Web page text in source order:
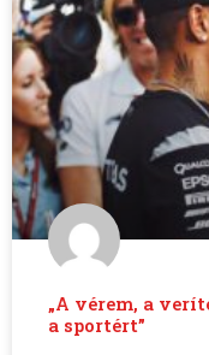
„A vérem, a
a sportért”